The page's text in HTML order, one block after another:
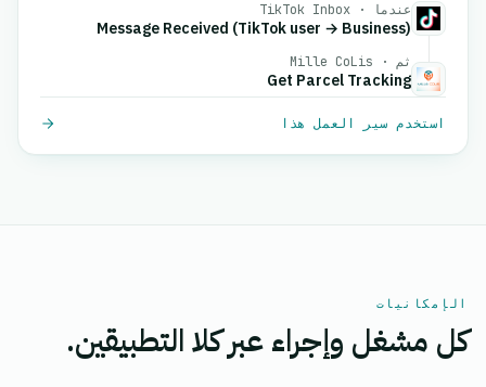
عندما · TikTok Inbox
Message Received (TikTok user → Business)
ثم · Mille CoLis
Get Parcel Tracking
استخدم سير العمل هذا
الإمكانيات
كل مشغل وإجراء عبر كلا التطبيقين.